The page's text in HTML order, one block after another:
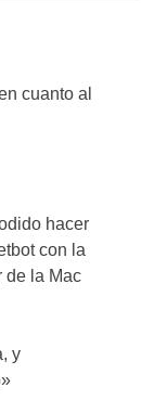
cuanto al
hacer
con la
de la Mac
y